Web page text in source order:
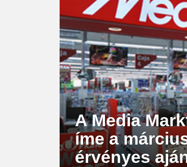
A Media
íme a
érvényes